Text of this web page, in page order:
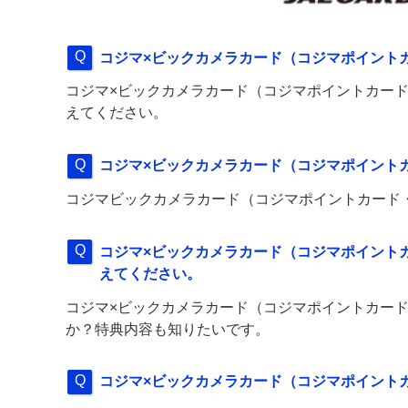
コジマ×ビックカメラカード（コジマポイン
コジマ×ビックカメラカード（コジマポイントカー
えてください。
コジマ×ビックカメラカード（コジマポイン
コジマビックカメラカード（コジマポイントカー
コジマ×ビックカメラカード（コジマポイン
えてください。
コジマ×ビックカメラカード（コジマポイントカー
か？特典内容も知りたいです。
コジマ×ビックカメラカード（コジマポイン